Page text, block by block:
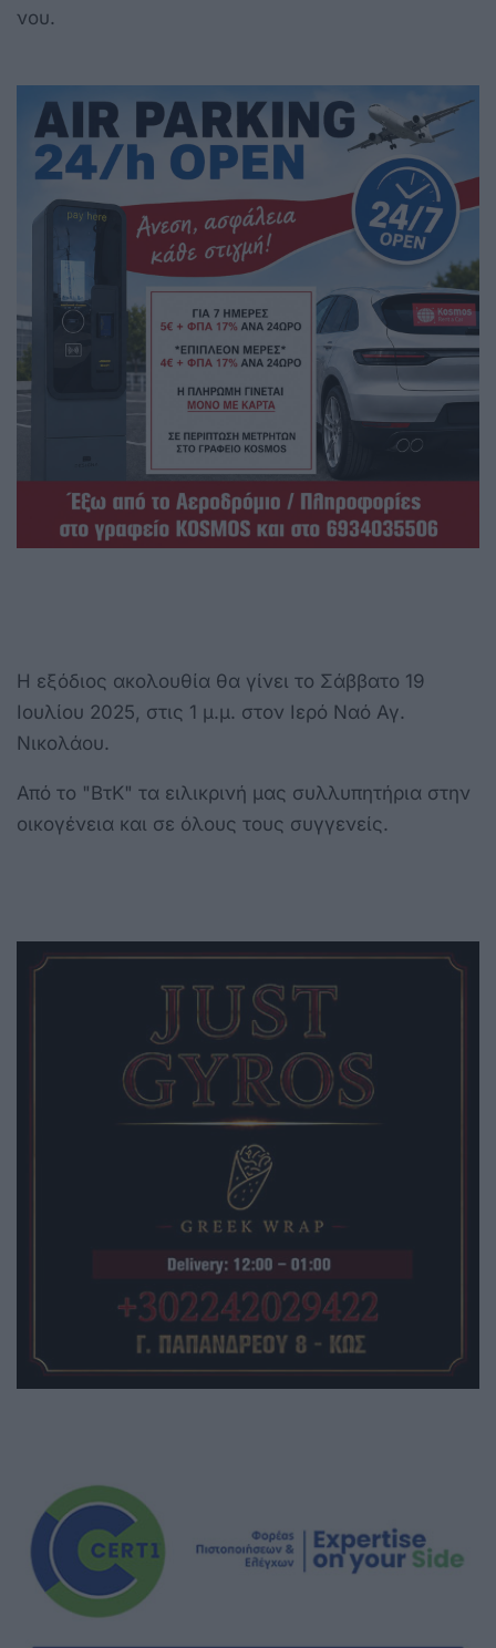
νου.
Η εξόδιος ακολουθία θα γίνει το Σάββατο 19
Ιουλίου 2025, στις 1 μ.μ. στον Ιερό Ναό Αγ.
Νικολάου.
Από το "ΒτΚ" τα ειλικρινή μας συλλυπητήρια στην
οικογένεια και σε όλους τους συγγενείς.